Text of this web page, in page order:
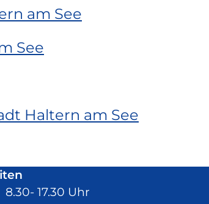
am See
See
Haltern am See
17.30 Uhr